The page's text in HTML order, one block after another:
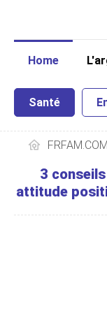
Home
Santé
FRFAM.COM
3
attitude